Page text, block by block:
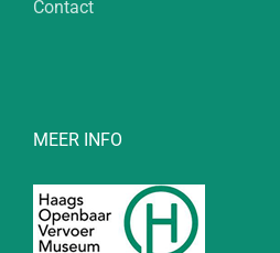
Contact
MEER INFO